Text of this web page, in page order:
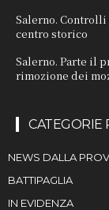
Salerno. Controlli
centro storico
Salerno. Parte il
rimozione dei
CATEGORIE
NEWS DALLA
BATTIPAGLIA
IN EVIDENZA